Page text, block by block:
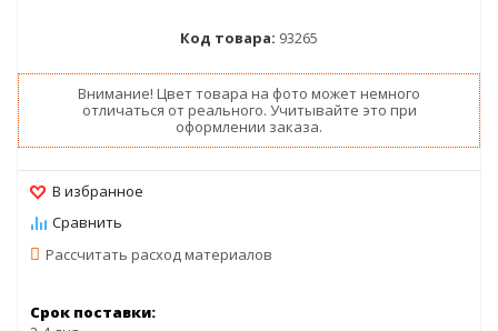
Код товара: 93265
Внимание! Цвет товара на фото может немного
отличаться от реального. Учитывайте это при
оформлении заказа.
Рассчитать расход материалов
Срок поставки: